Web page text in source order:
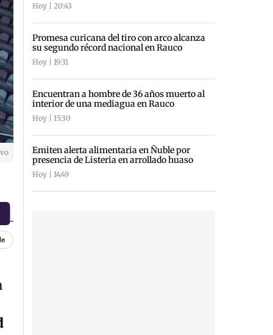
Hoy | 20:43
Promesa curicana del tiro con arco alcanza
su segundo récord nacional en Rauco
Hoy | 19:31
Encuentran a hombre de 36 años muerto al
interior de una mediagua en Rauco
Hoy | 15:30
Emiten alerta alimentaria en Ñuble por
presencia de Listeria en arrollado huaso
Hoy | 14:49